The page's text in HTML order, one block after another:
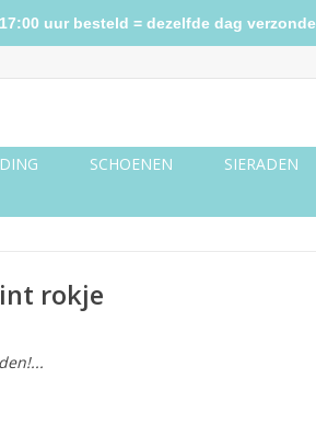
SCHOENEN SIERADEN
rokje
uur besteld = dezelfde dag